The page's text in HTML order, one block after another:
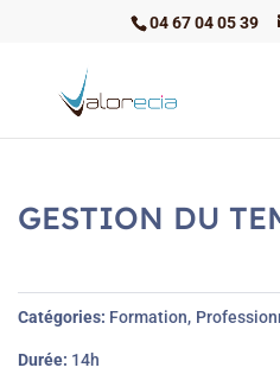
04 67 04 05 39
GESTION DU
Catégories Formation
Durée 14h